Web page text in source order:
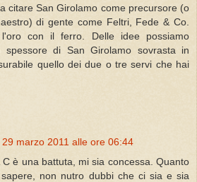
citare San Girolamo come precursore (o
di gente come Feltri, Fede & Co.
l'oro con il ferro. Delle idee possiamo
spessore di San Girolamo sovrasta in
quello dei due o tre servi che hai
29 marzo 2011 alle ore 06:44
è una battuta, mi sia concessa. Quanto
non nutro dubbi che ci sia e sia